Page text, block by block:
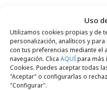
Uso
Utilizamos cookies propias y de
personalización, analíticos y
con tus preferencias mediante el
navegación. Clica AQUÍpara más
Cookies. Puedes aceptar todas
"Aceptar" o configurarlas o
"Configurar".